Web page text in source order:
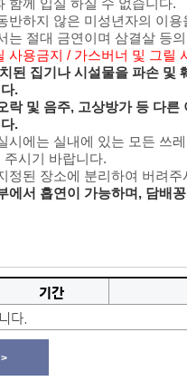
함께 입실 하실 수 없습니다.
반하지 않은 미성년자의 이용
는 절대 금연이며 삼결살 등
사용금지 / 가스버너 및 그릴
된 집기나 시설물을 파손 및
.
락 및 음주, 고상방가 등 다
.
시에는 실내에 있는 모든 쓰
주시기 바랍니다.
정된 장소에 분리하여 버려주
에서 흡연이 가능하며, 담배
기간
다.